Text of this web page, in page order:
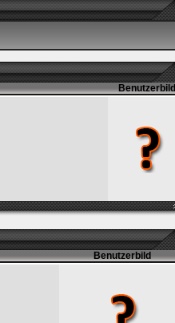
Benutzerbild
Benutzerbild